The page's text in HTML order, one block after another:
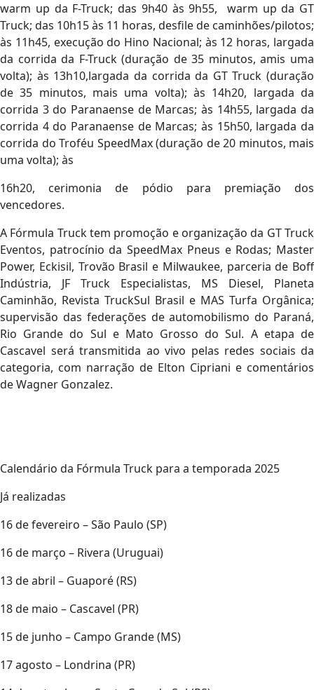
warm up da F-Truck; das 9h40 às 9h55, warm up da GT
Truck; das 10h15 às 11 horas, desfile de caminhões/pilotos;
às 11h45, execução do Hino Nacional; às 12 horas, largada
da corrida da F-Truck (duração de 35 minutos, amis uma
volta); às 13h10,largada da corrida da GT Truck (duração
de 35 minutos, mais uma volta); às 14h20, largada da
corrida 3 do Paranaense de Marcas; às 14h55, largada da
corrida 4 do Paranaense de Marcas; às 15h50, largada da
corrida do Troféu SpeedMax (duração de 20 minutos, mais
uma volta); às
16h20, cerimonia de pódio para premiação dos
vencedores.
A Fórmula Truck tem promoção e organização da GT Truck
Eventos, patrocínio da SpeedMax Pneus e Rodas; Master
Power, Eckisil, Trovão Brasil e Milwaukee, parceria de Boff
Indústria, JF Truck Especialistas, MS Diesel, Planeta
Caminhão, Revista TruckSul Brasil e MAS Turfa Orgânica;
supervisão das federações de automobilismo do Paraná,
Rio Grande do Sul e Mato Grosso do Sul. A etapa de
Cascavel será transmitida ao vivo pelas redes sociais da
categoria, com narração de Elton Cipriani e comentários
de Wagner Gonzalez.
Calendário da Fórmula Truck para a temporada 2025
Já realizadas
16 de fevereiro – São Paulo (SP)
16 de março – Rivera (Uruguai)
13 de abril – Guaporé (RS)
18 de maio – Cascavel (PR)
15 de junho – Campo Grande (MS)
17 agosto – Londrina (PR)